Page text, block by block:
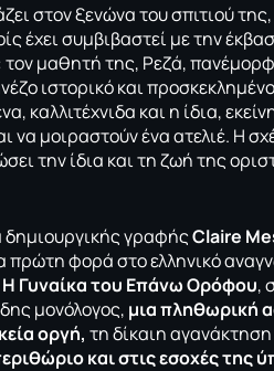
στον ξενώνα του σπιτιού
έχει συμβιβαστεί με την
τον μαθητή της, Ρεζά,
ιστορικό και
καλλιτέχνιδα και η ίδια,
να μοιραστούν ένα ατελιέ. Η
την ίδια και τη ζωή της
δημιουργικής γραφήςClaire
φορά στο ελληνικό
Η Γυναίκα του Επάνω Ορόφου,
μονόλογος, μια πληθωρική
οργή, τη δίκαιη
και στις εσοχές της